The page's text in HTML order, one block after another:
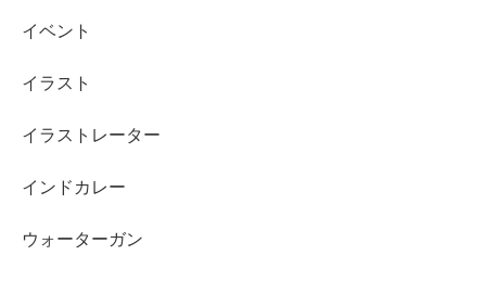
イベント
イラスト
イラストレーター
インドカレー
ウォーターガン